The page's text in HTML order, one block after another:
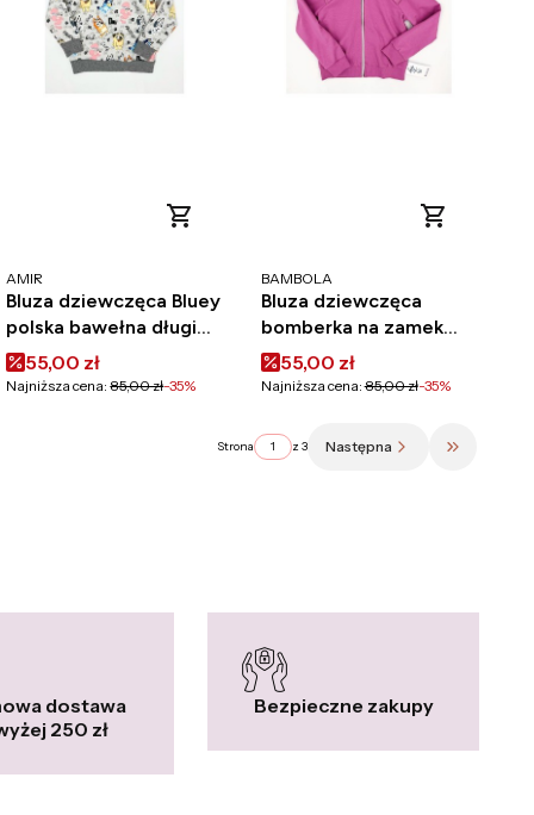
PRODUCENT
AMIR
Bluza dziewczęca Bluey
polska bawełna długi
rękaw szara
Cena promocyjna
55,00 zł
Najniższa cena: 85,00 zł-35%
PRODUCENT
BAMBOLA
Bluza dziewczęca
bomberka na zamek
Bambola
Cena promocyjna
55,00 zł
Najniższa cena:85,00 zł-35%
Strona z 3 Następna Przejdź do
dostawa
250 zł
Bezpieczne zakupy